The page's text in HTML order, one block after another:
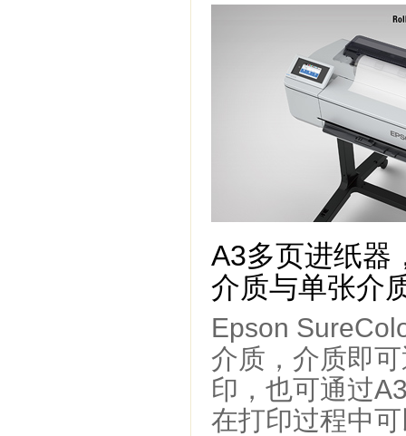
A3多页进纸器
介质与单张介
Epson
介质，介质即
印，也可通过
在打印过程中